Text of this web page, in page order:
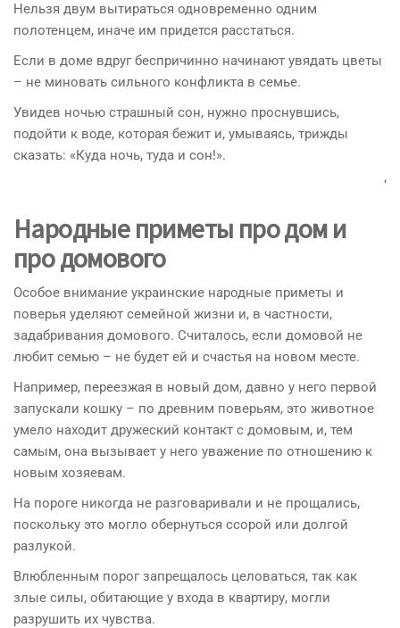
Нельзя двум вытираться одновременно одним
полотенцем, иначе им придется расстаться.
Если в доме вдруг беспричинно начинают увядать цветы
– не миновать сильного конфликта в семье.
Увидев ночью страшный сон, нужно проснувшись,
подойти к воде, которая бежит и, умываясь, трижды
сказать: «Куда ночь, туда и сон!».
‘
Народные приметы про дом и
про домового
Особое внимание украинские народные приметы и
поверья уделяют семейной жизни и, в частности,
задабривания домового. Считалось, если домовой не
любит семью – не будет ей и счастья на новом месте.
Например, переезжая в новый дом, давно у него первой
запускали кошку – по древним поверьям, это животное
умело находит дружеский контакт с домовым, и, тем
самым, она вызывает у него уважение по отношению к
новым хозяевам.
На пороге никогда не разговаривали и не прощались,
поскольку это могло обернуться ссорой или долгой
разлукой.
Влюбленным порог запрещалось целоваться, так как
злые силы, обитающие у входа в квартиру, могли
разрушить их чувства.